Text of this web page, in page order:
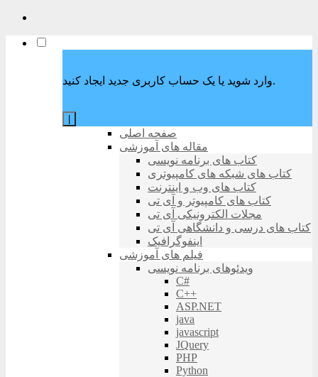
وارد شوید یا یک حساب کاربری جدید ایجاد کنید.
صفحه اصلی
مقاله های آموزشی
کتاب های برنامه نویسی
کتاب های شبکه های کامپیوتری
کتاب های وب و اینترنت
کتاب های کامپیوتر و آی تی
مجلات الکترونیکی آی تی
کتاب های درسی و دانشگاهی آی تی
اینفوگرافیک
فیلم های آموزشی
ویدئوهای برنامه نویسی
C#
C++
ASP.NET
java
javascript
JQuery
PHP
Python